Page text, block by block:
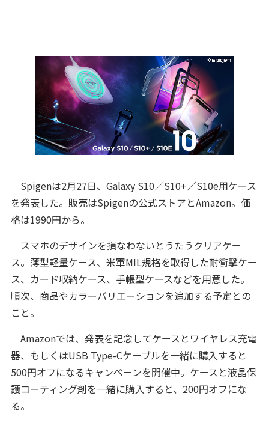
Spigenは2月27日、Galaxy S10／S10+／S10e用ケース
を発表した。販売はSpigenの公式ストアとAmazon。価
格は1990円から。
スマホのデザインを損なわないとうたうクリアケー
ス。薄型軽量ケース、米軍MIL規格を取得した耐衝撃ケー
ス、カード収納ケース、手帳型ケースなどを用意した。
順次、商品やカラーバリエーションを追加する予定との
こと。
Amazonでは、発表を記念してケースとワイヤレス充電
器、もしくはUSB Type-Cケーブルを一緒に購入すると
500円オフになるキャンペーンを開催中。ケースと液晶保
護コーティング剤を一緒に購入すると、200円オフにな
る。